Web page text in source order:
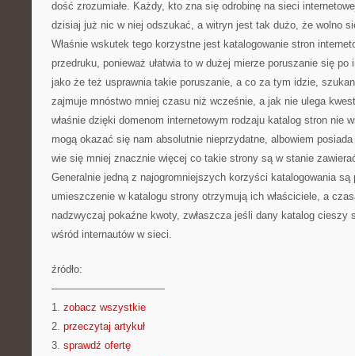
dość zrozumiałe. Każdy, kto zna się odrobinę na sieci
dzisiaj już nic w niej odszukać, a witryn jest tak dużo, że wolno
Właśnie wskutek tego korzystne jest katalogowanie stron
przedruku, ponieważ ułatwia to w dużej mierze poruszanie się
jako że też usprawnia takie poruszanie, a co za tym idzie,
zajmuje mnóstwo mniej czasu niż wcześnie, a jak nie ulega
właśnie dzięki domenom internetowym rodzaju katalog stron nie
mogą okazać się nam absolutnie nieprzydatne, albowiem
wie się mniej znacznie więcej co takie strony są w stanie
Generalnie jedną z najogromniejszych korzyści katalogowania
umieszczenie w katalogu strony otrzymują ich właściciele, a
nadzwyczaj pokaźne kwoty, zwłaszcza jeśli dany katalog cieszy
wśród internautów w sieci.
źródło:
———————————
1. zobacz wszystkie
2. przeczytaj artykuł
3. sprawdź ofertę